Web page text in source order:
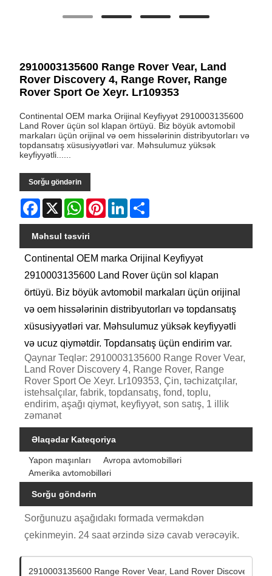
2910003135600 Range Rover Vear, Land
Rover Discovery 4, Range Rover, Range
Rover Sport Oe Xeyr. Lr109353
Continental OEM marka Orijinal Keyfiyyət 2910003135600
Land Rover üçün sol klapan örtüyü. Biz böyük avtomobil
markaları üçün orijinal və oem hissələrinin distribyutorları və
topdansatış xüsusiyyətləri var. Məhsulumuz yüksək
keyfiyyətli......
Sorğu göndərin
Facebook
X WhatsAppPinterestLinkedIn
Məhsul təsviri
Continental OEM marka Orijinal Keyfiyyət
2910003135600 Land Rover üçün sol klapan
örtüyü. Biz böyük avtomobil markaları üçün orijinal
və oem hissələrinin distribyutorları və topdansatış
xüsusiyyətləri var. Məhsulumuz yüksək keyfiyyətli
və ucuz qiymətdir. Topdansatış üçün endirim var.
Qaynar Teqlər: 2910003135600 Range Rover Vear,
Land Rover Discovery 4, Range Rover, Range
Rover Sport Oe Xeyr. Lr109353, Çin, təchizatçılar,
istehsalçılar, fabrik, topdansatış, fond, toplu,
endirim, aşağı qiymət, keyfiyyət, son satış, 1 illik
zəmanət
Əlaqədar Kateqoriya
Yapon maşınları
Avropa avtomobilləri
Amerika avtomobilləri
Sorğu göndərin
Sorğunuzu aşağıdakı formada verməkdən
çekinmeyin. 24 saat ərzində sizə cavab verəcəyik.